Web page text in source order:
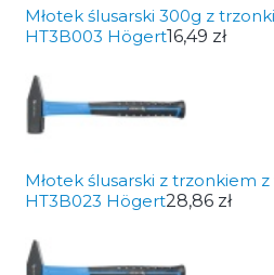
Młotek ślusarski 300g z
HT3B003 Högert16,49 zł
Młotek ślusarski z trzonkiem
HT3B023 Högert28,86 zł